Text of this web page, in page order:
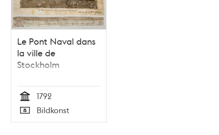
Le Pont Naval dans
la ville de
Stockholm
Tid
1792
Typ
Bildkonst